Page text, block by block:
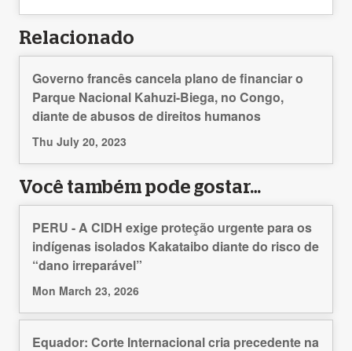
Relacionado
Governo francês cancela plano de financiar o
Parque Nacional Kahuzi-Biega, no Congo,
diante de abusos de direitos humanos
Thu July 20, 2023
Você também pode gostar…
PERU - A CIDH exige proteção urgente para os
indígenas isolados Kakataibo diante do risco de
“dano irreparável”
Mon March 23, 2026
Equador: Corte Internacional cria precedente na